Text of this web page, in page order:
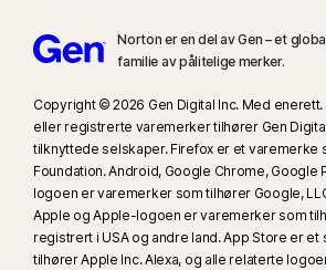
Norton er en del av Gen – et
familie av pålitelige merker.
Copyright © 2026 Gen Digital Inc. Med
eller registrerte varemerker tilhører Gen
tilknyttede selskaper. Firefox er et varemerke
Foundation. Android, Google Chrome, Google
logoen er varemerker som tilhører Google,
Apple og Apple-logoen er varemerker som
registrert i USA og andre land. App Store er
tilhører Apple Inc. Alexa, og alle relaterte